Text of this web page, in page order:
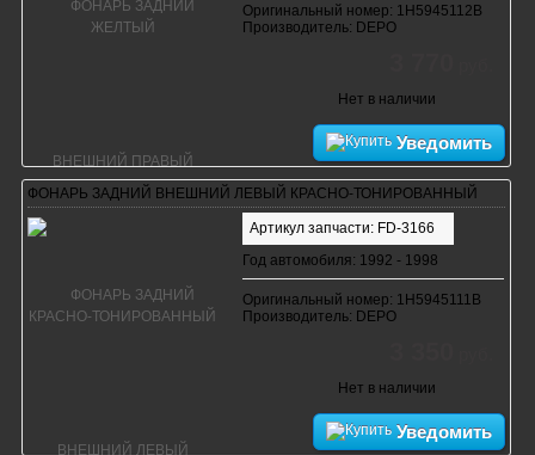
Оригинальный номер: 1H5945112B
Производитель: DEPO
Нет в наличии
Уведомить
ФОНАРЬ ЗАДНИЙ ВНЕШНИЙ ЛЕВЫЙ КРАСНО-ТОНИРОВАННЫЙ
Артикул запчасти: FD-3166
Год автомобиля: 1992 - 1998
Оригинальный номер: 1H5945111B
Производитель: DEPO
Нет в наличии
Уведомить